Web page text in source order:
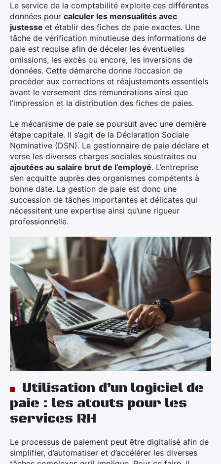
Le service de la comptabilité exploite ces différentes
données pour calculer les mensualités avec
justesse et établir des fiches de paie exactes. Une
tâche de vérification minutieuse des informations de
paie est requise afin de déceler les éventuelles
omissions, les excès ou encore, les inversions de
données. Cette démarche donne l’occasion de
procéder aux corrections et réajustements essentiels
avant le versement des rémunérations ainsi que
l’impression et la distribution des fiches de paies.
Le mécanisme de paie se poursuit avec une dernière
étape capitale. Il s’agit de la Déclaration Sociale
Nominative (DSN). Le gestionnaire de paie déclare et
verse les diverses charges sociales soustraites ou
ajoutées au salaire brut de l’employé. L’entreprise
s’en acquitte auprès des organismes compétents à
bonne date. La gestion de paie est donc une
succession de tâches importantes et délicates qui
nécessitent une expertise ainsi qu’une rigueur
professionnelle.
Utilisation d’un logiciel de
paie : les atouts pour les
services RH
Le processus de paiement peut être digitalisé afin de
simplifier, d’automatiser et d’accélérer les diverses